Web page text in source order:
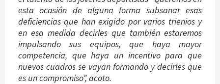
esta ocasión de alguna forma subsanar esas
deficiencias que han exigido por varios trienios y
en esa medida decirles que también estaremos
impulsando sus equipos, que haya mayor
competencia, que haya un incentivo para que
nuevos cuadros se vayan formando y decirles que
es un compromiso”, acoto.